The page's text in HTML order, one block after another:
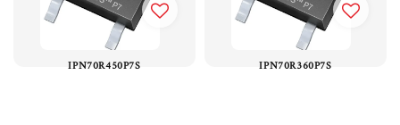
IPN70R450P7S IPN70R360P7S